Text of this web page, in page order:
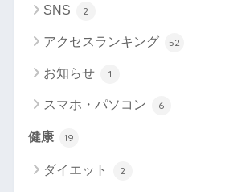
SNS 2
アクセスランキング 52
お知らせ 1
スマホ・パソコン 6
健康 19
ダイエット 2